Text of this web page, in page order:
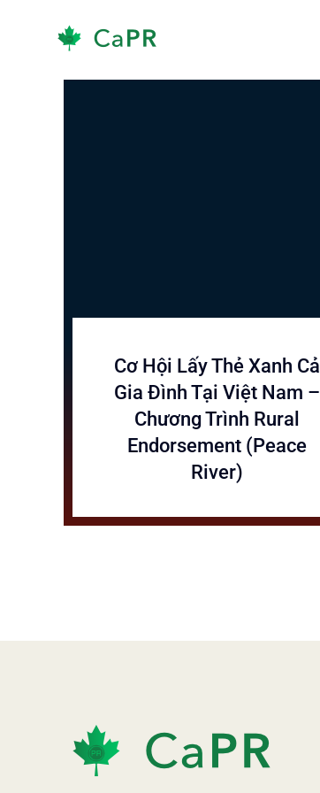
Cơ Hội Lấy Thẻ Xanh Cả
Gia Đình Tại Việt Nam –
Chương Trình Rural
Endorsement (Peace
River)